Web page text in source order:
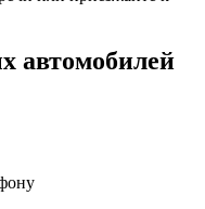
автомобилей